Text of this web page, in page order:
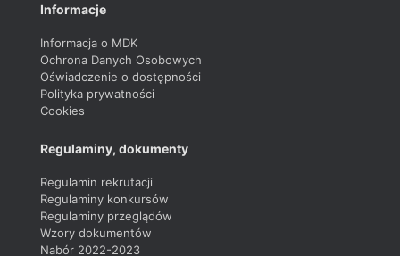
Informacje
Informacja o MDK
Ochrona Danych Osobowych
Oświadczenie o dostępności
Polityka prywatności
Cookies
Regulaminy, dokumenty
Regulamin rekrutacji
Regulaminy konkursów
Regulaminy przeglądów
Wzory dokumentów
Nabór 2022-2023